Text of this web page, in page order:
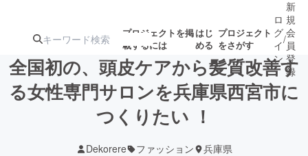
プロジェクトを掲
載するには
はじ
める
プロジェクト
をさがす
注目の新着プロ
ジェクト
募集終了が近いプ
ロ
グ
イ
ン
/
新
規
会
員
登
録
全国初の、頭皮ケアから髪質改善す
る女性専門サロンを兵庫県西宮市に
つくりたい ！
Dekorere ファッション 兵庫県